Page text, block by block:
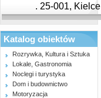
. 25-001, Kielce
Katalog obiektów
Rozrywka, Kultura i Sztuka
Lokale, Gastronomia
Noclegi i turystyka
Dom i budownictwo
Motoryzacja